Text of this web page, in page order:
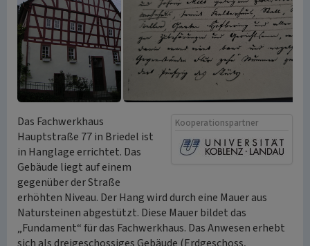
Kooperationspartner
Das Fachwerkhaus
Hauptstraße 77 in Briedel ist
in Hanglage errichtet. Das
Gebäude liegt auf einem
gegenüber der Straße
erhöhten Niveau. Der Hang wird durch eine Mauer aus
Natursteinen abgestützt. Diese Mauer bildet das
„Fundament“ für das Fachwerkhaus. Das Anwesen erhebt